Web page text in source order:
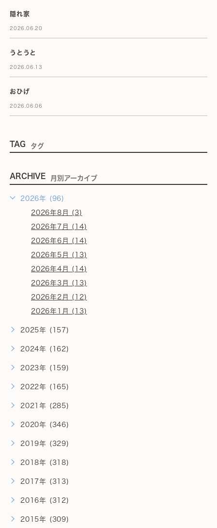
隠れ家
2026.06.20
うとうと
2026.06.13
おひげ
2026.06.06
TAG タグ
ARCHIVE 月別アーカイブ
2026年 (96)
2026年8月 (3)
2026年7月 (14)
2026年6月 (14)
2026年5月 (13)
2026年4月 (14)
2026年3月 (13)
2026年2月 (12)
2026年1月 (13)
2025年 (157)
2024年 (162)
2023年 (159)
2022年 (165)
2021年 (285)
2020年 (346)
2019年 (329)
2018年 (318)
2017年 (313)
2016年 (312)
2015年 (309)